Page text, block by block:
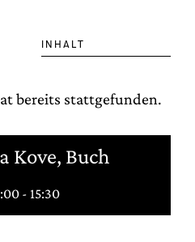
INHALT
bereits stattgefunden.
Kove, Buch
- 15:30